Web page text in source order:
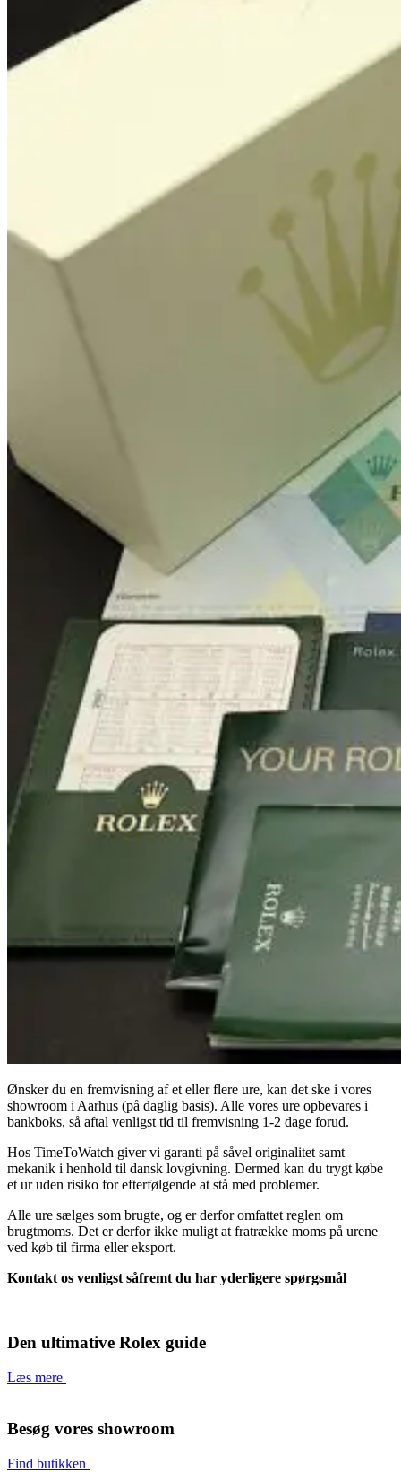
Ønsker du en fremvisning af et eller flere ure, kan det ske i vores
showroom i Aarhus (på daglig basis). Alle vores ure opbevares i
bankboks, så aftal venligst tid til fremvisning 1-2 dage forud.
Hos TimeToWatch giver vi garanti på såvel originalitet samt
mekanik i henhold til dansk lovgivning. Dermed kan du trygt købe
et ur uden risiko for efterfølgende at stå med problemer.
Alle ure sælges som brugte, og er derfor omfattet reglen om
brugtmoms. Det er derfor ikke muligt at fratrække moms på urene
ved køb til firma eller eksport.
Kontakt os venligst såfremt du har yderligere spørgsmål
Den ultimative Rolex guide
Læs mere
Besøg vores showroom
Find butikken